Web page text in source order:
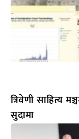
त्रिवेणी साहित्य
सुदामा